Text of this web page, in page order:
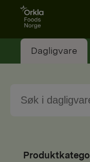
Go to frontpage
Dagligvare